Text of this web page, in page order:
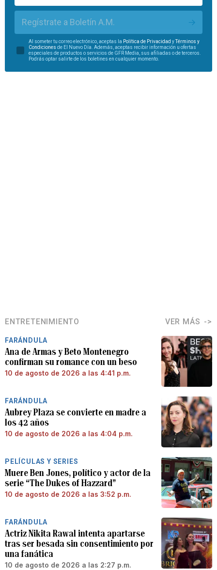
Regístrate a Boletín A.M.
Al someter tu correo electrónico, aceptas la Política de Privacidad y
Términos y
Condiciones de El Nuevo Día. Además, aceptas recibir información u ofertas
especiales de productos o servicios de GFR Media, sus afiliadas o de terceros.
Podrás optar salirte de los boletines en cualquier momento.
ENTRETENIMIENTO VER MÁS
FARÁNDULA
Ana de Armas y Beto Montenegro
confirman su romance con un beso
10 de agosto de 2026 a las 4:41 p.m.
FARÁNDULA
Aubrey Plaza se convierte en madre a
los 42 años
10 de agosto de 2026 a las 4:04 p.m.
PELÍCULAS Y SERIES
Muere Ben Jones, político y actor de la
serie “The Dukes of Hazzard”
10 de agosto de 2026 a las 3:52 p.m.
FARÁNDULA
Actriz Nikita Rawal intenta apartarse
tras ser besada sin consentimiento por
una fanática
10 de agosto de 2026 a las 2:27 p.m.